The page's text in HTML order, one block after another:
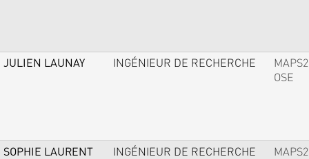
JULIEN LAUNAY INGÉNIEUR DE RECHERCHE
MAPS2
OSE
SOPHIE LAURENT INGÉNIEUR DE RECHERCHE MAPS2